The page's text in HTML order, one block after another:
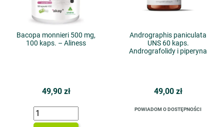
Bacopa monnieri 500 mg,
100 kaps. – Aliness
49,90 zł
Andrographis paniculata
UNS 60 kaps.
Andrografolidy i piperyna
49,00 zł
POWIADOM O DOSTĘPNOŚCI